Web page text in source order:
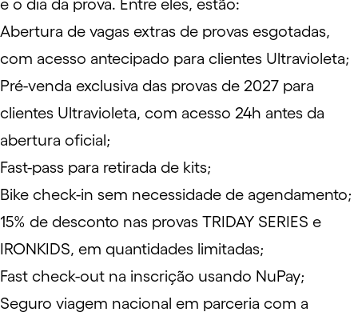
e o dia da prova. Entre eles, estão:
Abertura de vagas extras de provas esgotadas,
com acesso antecipado para clientes Ultravioleta;
Pré-venda exclusiva das provas de 2027 para
clientes Ultravioleta, com acesso 24h antes da
abertura oficial;
Fast-pass para retirada de kits;
Bike check-in sem necessidade de agendamento;
15% de desconto nas provas TRIDAY SERIES e
IRONKIDS, em quantidades limitadas;
Fast check-out na inscrição usando NuPay;
Seguro viagem nacional em parceria com a